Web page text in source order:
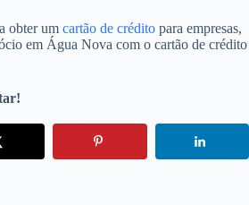
obter um cartão de crédito para empresas,
em Água Nova com o cartão de crédito